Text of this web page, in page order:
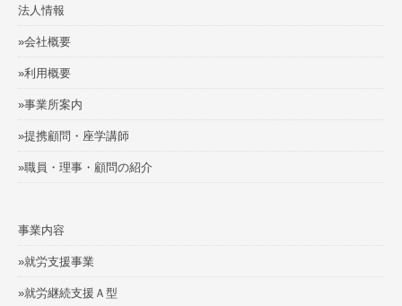
法人情報
»会社概要
»利用概要
»事業所案内
»提携顧問・座学講師
»職員・理事・顧問の紹介
事業内容
»就労支援事業
»就労継続支援Ａ型